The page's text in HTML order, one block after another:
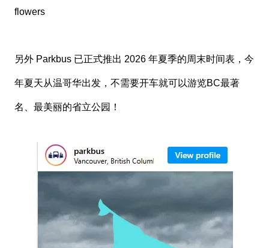
flowers
另外 Parkbus 已正式推出 2026 年夏季的周末时间表，今
年夏天从温哥华出发，不需要开车就可以游览BC最著
名、最美丽的省立公园！